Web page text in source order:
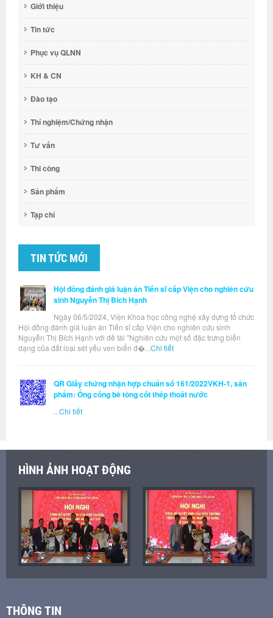
Giới thiệu
Tin tức
Phục vụ QLNN
KH & CN
Đào tạo
Thí nghiệm/Chứng nhận
Tư vấn
Thi công
Sản phẩm
Tạp chí
TIN TỨC MỚI
Hội đồng đánh giá luận án Tiến sĩ cấp Viện cho nghiên cứu
sinh Nguyễn Thị Bích Hạnh
Ngày 06/5/2024, Viện Khoa học công nghệ xây dựng tổ chức
Hội đồng đánh giá luận án Tiến sĩ cấp Viện cho nghiên cứu sinh
Nguyễn Thị Bích Hạnh với đề tài "Nghiên cứu một số đặc trưng biến
dạng của đất loại sét yếu ven biển đ�... Chi tiết
QR Giấy chứng nhận hợp chuẩn số 161/2022VKH-1, sản
phẩm: Ống cống bê tông cốt thép thoát nước
Chi tiết
HÌNH ẢNH HOẠT ĐỘNG
THÔNG TIN